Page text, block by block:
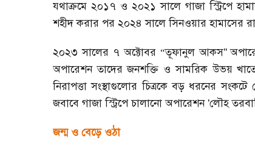
যথাক্রমে ২০১৭ ও ২০২১ সালে গাজা স্ট্রিপে
শহীদ করার পর ২০২৪ সালে সিনওয়ার হামাসের
২০২৩ সালের ৭ অক্টোবর “তূফানুল আকস''
অপারেশন তাদের জনশক্তি ও সামরিক উভয় খাতে
নিরাপত্তা সংস্থাগুলোর চিত্রকে বড় ধরনের
জবাবে গাজা স্ট্রিপে চালানো অপারেশন 'লৌহ
জন্ম ও বেড়ে ওঠা